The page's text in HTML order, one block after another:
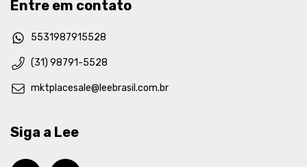
Entre em contato
5531987915528
(31) 98791-5528
mktplacesale@leebrasil.com.br
Siga a Lee